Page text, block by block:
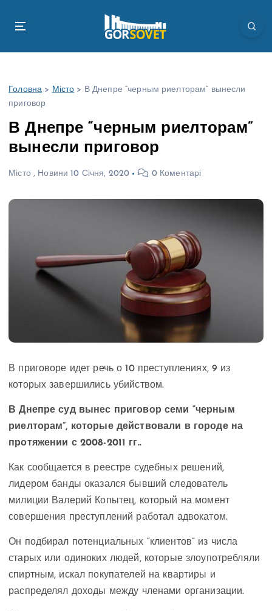
Головна > Місто > В Днепре “черным риелторам” вынесли
приговор
В Днепре “черным риелторам”
вынесли приговор
Місто, Новини 10 Січня, 2020 0 Коментарі
В приговоре идет речь о 10 преступлениях, 9 из
которых завершились убийством.
В Днепре суд вынес приговор семи “черным
риелторам”, которые действовали в городе на
протяжении с 2008-2011 гг..
Как сообщается в реестре судебных решений,
лидером банды оказался бывший следователь
милиции Валерий Копытец, который на момент
совершения преступлений работал адвокатом.
Он подбирал потенциальных “клиентов” из числа
старых или одиноких людей, которые злоупотребляли
спиртным, искал покупателей на квартиры и
распределял доходы между членами организации.